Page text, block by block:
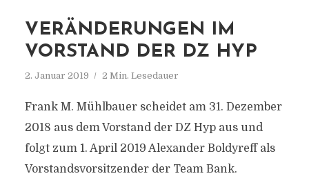
VERÄNDERUNGEN IM
VORSTAND DER DZ HYP
2. Januar 2019 2 Min. Lesedauer
Frank M. Mühlbauer scheidet am 31. Dezember
2018 aus dem Vorstand der DZ Hyp aus und
folgt zum 1. April 2019 Alexander Boldyreff als
Vorstandsvorsitzender der Team Bank.